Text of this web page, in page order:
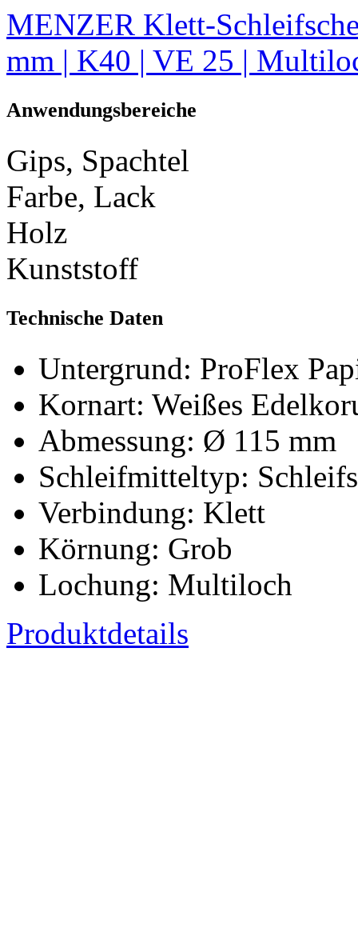
MENZER Klett-
mm | K40 | VE 25 |
Anwendungsbereiche
Gips, Spachtel
Farbe, Lack
Holz
Kunststoff
Technische Daten
Untergrund: ProFlex
Kornart: Weißes
Abmessung: Ø 115 mm
Schleifmitteltyp:
Verbindung: Klett
Körnung: Grob
Lochung: Multiloch
Produktdetails